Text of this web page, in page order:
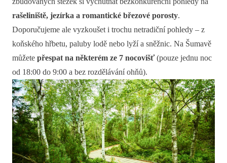
rašeliniště, jezírka a romantické březové porosty.
Doporučujeme ale vyzkoušet i trochu netradiční pohledy – z
koňského hřbetu, paluby lodě nebo lyží a sněžnic. Na Šumavě
můžete přespat na některém ze 7 nocovišť(pouze jednu noc
od 18:00 do 9:00 a bez rozdělávání ohňů).